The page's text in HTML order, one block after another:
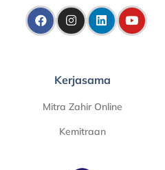
Kerjasama
Mitra Zahir Online
Kemitraan